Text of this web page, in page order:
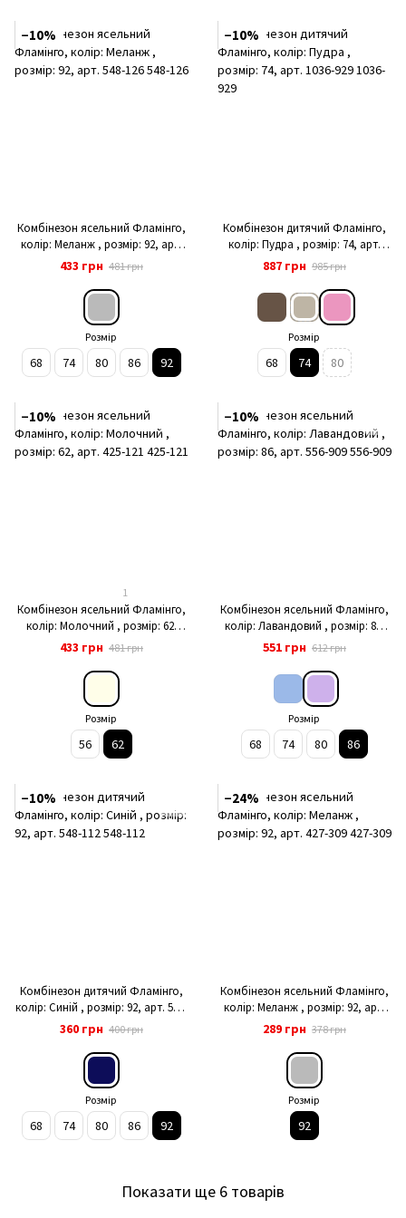
−10%
Комбінезон ясельний Фламінго,
колір: Меланж , розмір: 92, арт.
548-126
433 грн 481 грн
Розмір
68 74 80 86 92
−10%
Комбінезон дитячий Фламінго,
колір: Пудра , розмір: 74, арт.
1036-929
887 грн 985 грн
Розмір
68 74 80
−10%
1
Комбінезон ясельний Фламінго,
колір: Молочний , розмір: 62,
арт. 425-121
433 грн 481 грн
Розмір
56 62
−10%
Комбінезон ясельний Фламінго,
колір: Лавандовий , розмір: 86,
арт. 556-909
551 грн 612 грн
Розмір
68 74 80 86
−10%
Комбінезон дитячий Фламінго,
колір: Синій , розмір: 92, арт. 548-
112
360 грн 400 грн
Розмір
68 74 80 86 92
−24%
Комбінезон ясельний Фламінго,
колір: Меланж , розмір: 92, арт.
427-309
289 грн 378 грн
Розмір
92
Показати ще 6 товарів